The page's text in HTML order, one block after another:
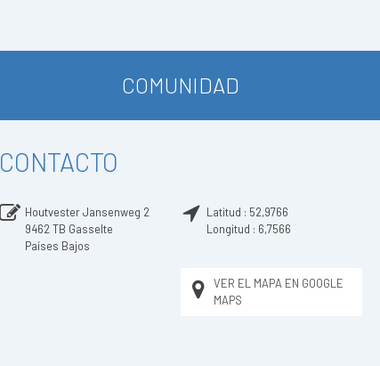
COMUNIDAD
CONTACTO
Houtvester Jansenweg 2
9462 TB Gasselte
Países Bajos
Latitud : 52,9766
Longitud : 6,7566
VER EL MAPA EN GOOGLE
MAPS